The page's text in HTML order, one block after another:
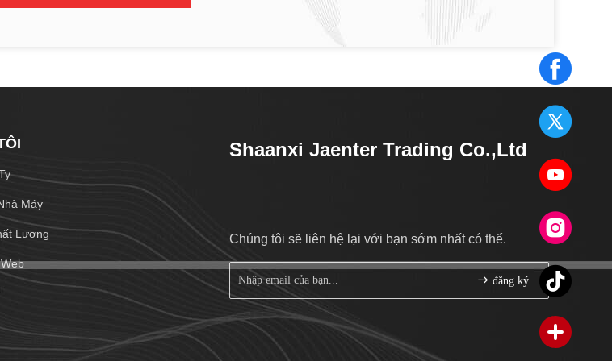
Máy
Lượng
Shaanxi Jaenter Trading Co.,Ltd
Chúng tôi sẽ liên hệ lại với bạn sớm nhất có thể.
đăng ký